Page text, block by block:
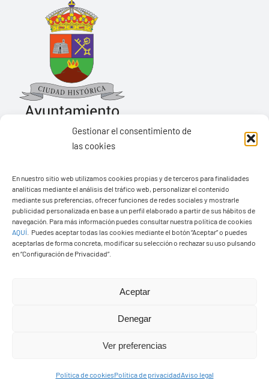
Gestionar el consentimiento de
las cookies
En nuestro sitio web utilizamos cookies propias y de terceros para finalidades
analíticas mediante el análisis del tráfico web, personalizar el contenido
mediante sus preferencias, ofrecer funciones de redes sociales y mostrarle
publicidad personalizada en base a un perfil elaborado a partir de sus hábitos de
navegación. Para más información puedes consultar nuestra política de cookies
AQUÍ
Puedes aceptar todas las cookies mediante el botón “Aceptar” o puedes
aceptarlas de forma concreta, modificar su selección o rechazar su uso pulsando
en “Configuración de Privacidad”.
Aceptar
Denegar
Ver preferencias
Política de cookiesPolítica de privacidadAviso legal
Pza. de Los Remedios, 1
35570 – Yaiza
Tel:928 83 62 20
© Copyright2026 Ayuntamiento de Yaiza - Todos los